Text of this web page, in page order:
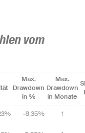
vom
Max.
Drawdown
in %
Max.
Drawdown
in Monate
-8,35%
1